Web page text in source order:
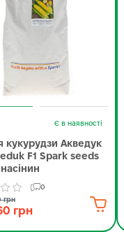
Є в наявності
кукурудзи Акведук
F1 Spark seeds
0
грн
грн